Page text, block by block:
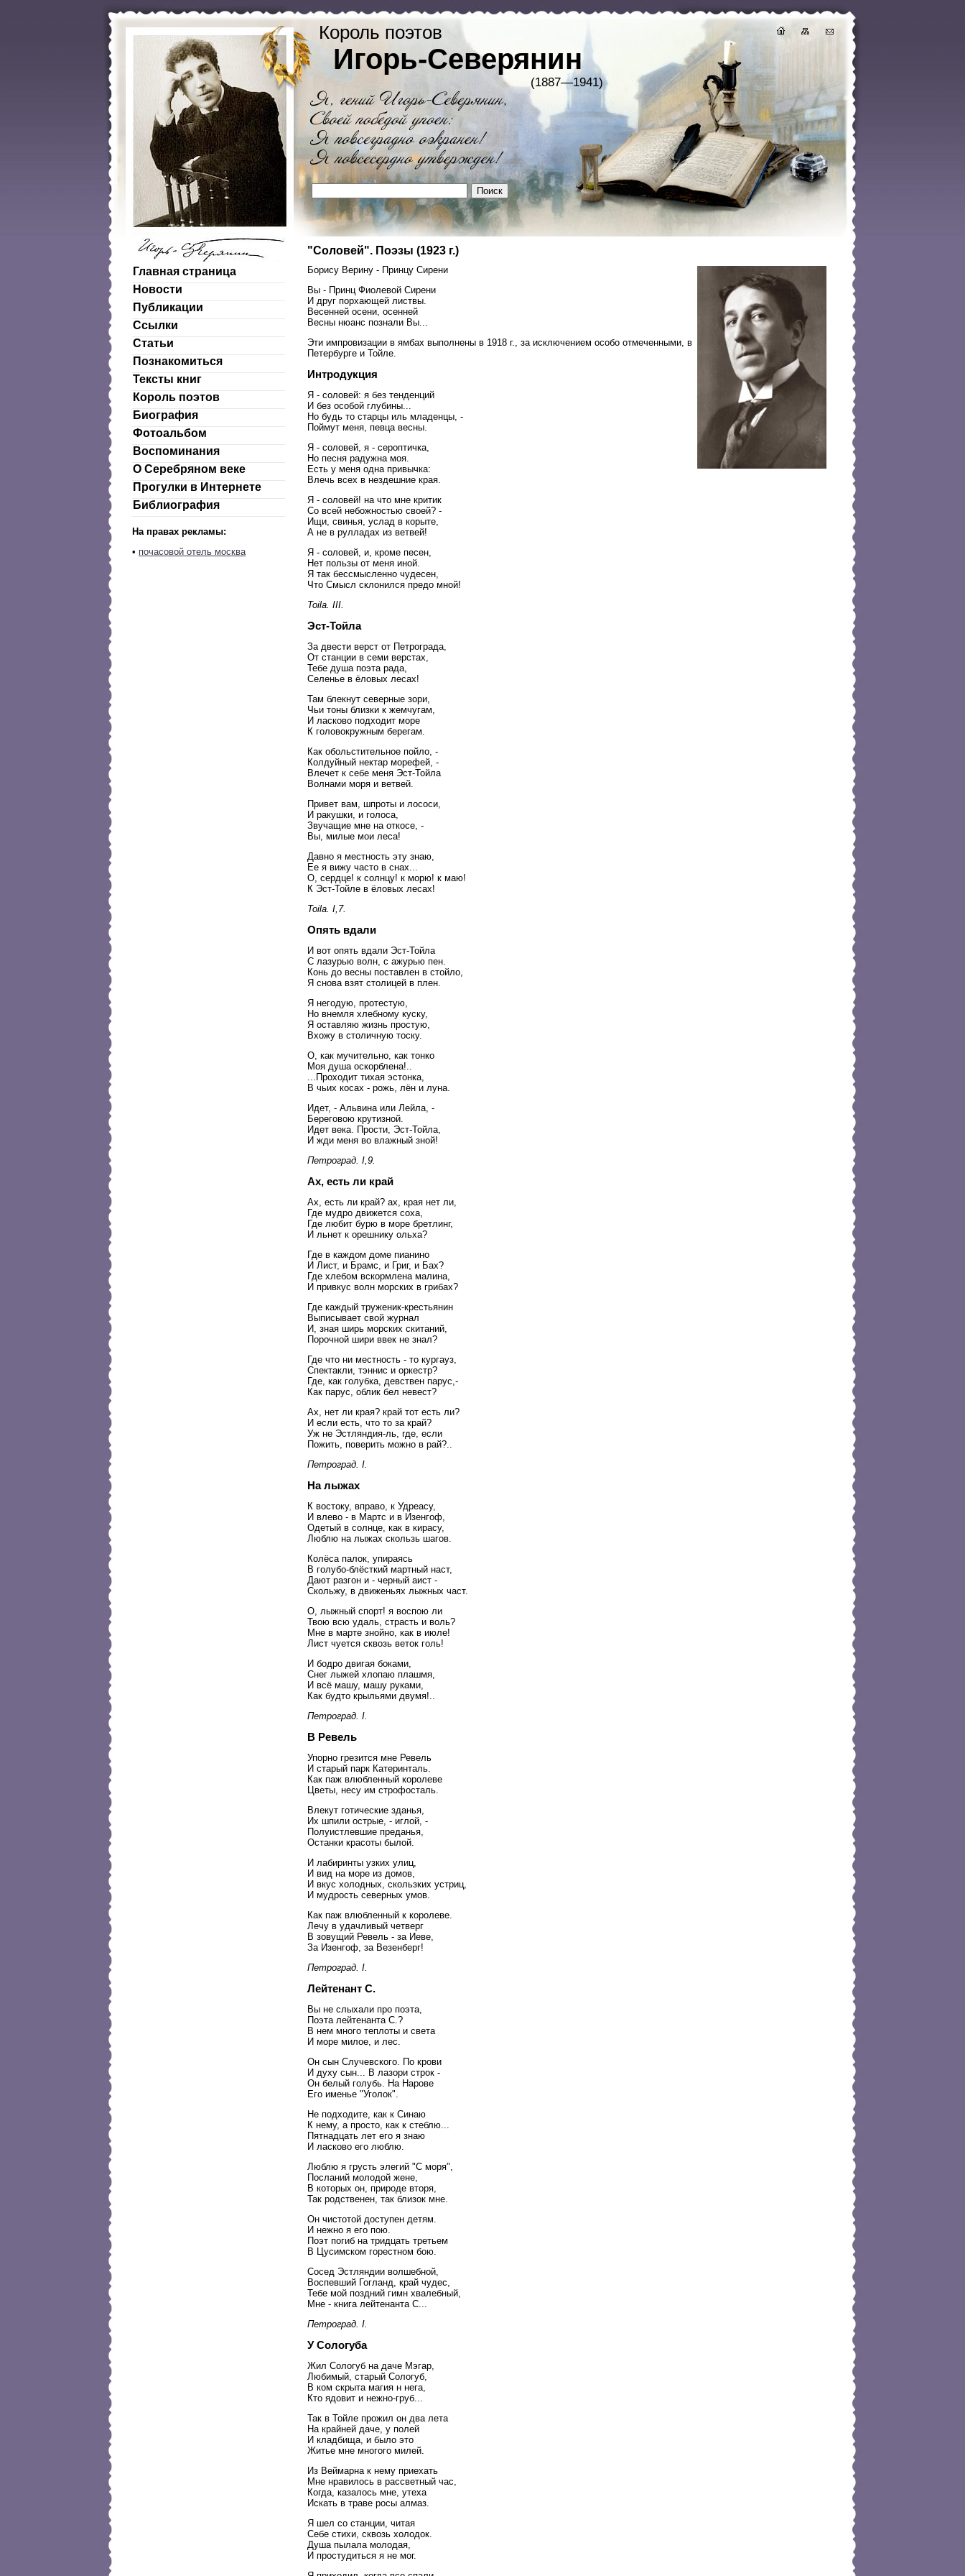
Король поэтов
Игорь-Северянин
(1887—1941)
Главная страница
Новости
Публикации
Ссылки
Статьи
Познакомиться
Тексты книг
Король поэтов
Биография
Фотоальбом
Воспоминания
О Серебряном веке
Прогулки в Интернете
Библиография
На правах рекламы:
• почасовой отель москва
"Соловей". Поэзы (1923 г.)
Борису Верину - Принцу Сирени
Вы - Принц Фиолевой Сирени
И друг порхающей листвы.
Весенней осени, осенней
Весны нюанс познали Вы...
Эти импровизации в ямбах выполнены в 1918 г., за исключением особо отмеченными, в
Петербурге и Тойле.
Интродукция
Я - соловей: я без тенденций
И без особой глубины...
Но будь то старцы иль младенцы, -
Поймут меня, певца весны.
Я - соловей, я - сероптичка,
Но песня радужна моя.
Есть у меня одна привычка:
Влечь всех в нездешние края.
Я - соловей! на что мне критик
Со всей небожностью своей? -
Ищи, свинья, услад в корыте,
А не в рулладах из ветвей!
Я - соловей, и, кроме песен,
Нет пользы от меня иной.
Я так бессмысленно чудесен,
Что Смысл склонился предо мной!
Toila. III.
Эст-Тойла
За двести верст от Петрограда,
От станции в семи верстах,
Тебе душа поэта рада,
Селенье в ёловых лесах!
Там блекнут северные зори,
Чьи тоны близки к жемчугам,
И ласково подходит море
К головокружным берегам.
Как обольстительное пойло, -
Колдуйный нектар морефей, -
Влечет к себе меня Эст-Тойла
Волнами моря и ветвей.
Привет вам, шпроты и лососи,
И ракушки, и голоса,
Звучащие мне на откосе, -
Вы, милые мои леса!
Давно я местность эту знаю,
Ее я вижу часто в снах...
О, сердце! к солнцу! к морю! к маю!
К Эст-Тойле в ёловых лесах!
Toila. I,7.
Опять вдали
И вот опять вдали Эст-Тойла
С лазурью волн, с ажурью пен.
Конь до весны поставлен в стойло,
Я снова взят столицей в плен.
Я негодую, протестую,
Но внемля хлебному куску,
Я оставляю жизнь простую,
Вхожу в столичную тоску.
О, как мучительно, как тонко
Моя душа оскорблена!..
...Проходит тихая эстонка,
В чьих косах - рожь, лён и луна.
Идет, - Альвина или Лейла, -
Береговою крутизной.
Идет века. Прости, Эст-Тойла,
И жди меня во влажный зной!
Петроград. I,9.
Ах, есть ли край
Ах, есть ли край? ах, края нет ли,
Где мудро движется соха,
Где любит бурю в море бретлинг,
И льнет к орешнику ольха?
Где в каждом доме пианино
И Лист, и Брамс, и Григ, и Бах?
Где хлебом вскормлена малина,
И привкус волн морских в грибах?
Где каждый труженик-крестьянин
Выписывает свой журнал
И, зная ширь морских скитаний,
Порочной шири ввек не знал?
Где что ни местность - то кургауз,
Спектакли, тэннис и оркестр?
Где, как голубка, девствен парус,-
Как парус, облик бел невест?
Ах, нет ли края? край тот есть ли?
И если есть, что то за край?
Уж не Эстляндия-ль, где, если
Пожить, поверить можно в рай?..
Петроград. I.
На лыжах
К востоку, вправо, к Удреасу,
И влево - в Мартс и в Изенгоф,
Одетый в солнце, как в кирасу,
Люблю на лыжах скользь шагов.
Колёса палок, упираясь
В голубо-блёсткий мартный наст,
Дают разгон и - черный аист -
Скольжу, в движеньях лыжных част.
О, лыжный спорт! я воспою ли
Твою всю удаль, страсть и воль?
Мне в марте знойно, как в июле!
Лист чуется сквозь веток голь!
И бодро двигая боками,
Снег лыжей хлопаю плашмя,
И всё машу, машу руками,
Как будто крыльями двумя!..
Петроград. I.
В Ревель
Упорно грезится мне Ревель
И старый парк Катеринталь.
Как паж влюбленный королеве
Цветы, несу им строфосталь.
Влекут готические зданья,
Их шпили острые, - иглой, -
Полуистлевшие преданья,
Останки красоты былой.
И лабиринты узких улиц,
И вид на море из домов,
И вкус холодных, скользких устриц,
И мудрость северных умов.
Как паж влюбленный к королеве.
Лечу в удачливый четверг
В зовущий Ревель - за Иеве,
За Изенгоф, за Везенберг!
Петроград. I.
Лейтенант С.
Вы не слыхали про поэта,
Поэта лейтенанта С.?
В нем много теплоты и света
И море милое, и лес.
Он сын Случевского. По крови
И духу сын... В лазори строк -
Он белый голубь. На Нарове
Его именье "Уголок".
Не подходите, как к Синаю
К нему, а просто, как к стеблю...
Пятнадцать лет его я знаю
И ласково его люблю.
Люблю я грусть элегий "С моря",
Посланий молодой жене,
В которых он, природе вторя,
Так родственен, так близок мне.
Он чистотой доступен детям.
И нежно я его пою.
Поэт погиб на тридцать третьем
В Цусимском горестном бою.
Сосед Эстляндии волшебной,
Воспевший Гогланд, край чудес,
Тебе мой поздний гимн хвалебный,
Мне - книга лейтенанта С...
Петроград. I.
У Сологуба
Жил Сологуб на даче Мэгар,
Любимый, старый Сологуб,
В ком скрыта магия н нега,
Кто ядовит и нежно-груб...
Так в Тойле прожил он два лета
На крайней даче, у полей
И кладбища, и было это
Житье мне многого милей.
Из Веймарна к нему приехать
Мне нравилось в рассветный час,
Когда, казалось мне, утеха
Искать в траве росы алмаз.
Я шел со станции, читая
Себе стихи, сквозь холодок.
Душа пылала молодая,
И простудиться я не мог.